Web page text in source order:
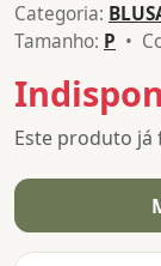
Categoria:
Tamanho: P •
Este produto já